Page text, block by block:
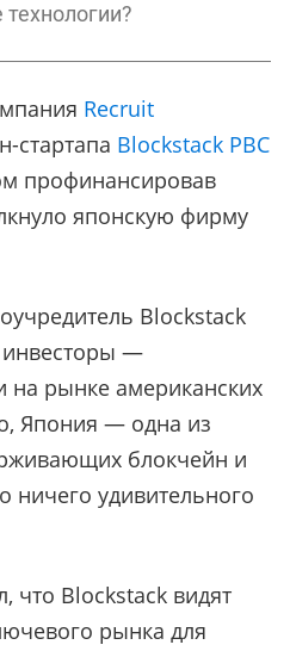
Recruit
стартапа Blockstack PBC
профинансировав
японскую фирму
Blockstack
—
на рынке американских
Япония — одна из
блокчейн и
ничего удивительного
что Blockstack видят
рынка для